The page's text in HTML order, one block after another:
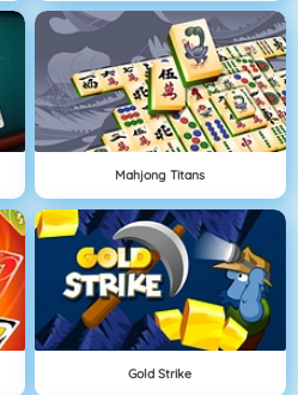
Mahjong Titans
Gold Strike